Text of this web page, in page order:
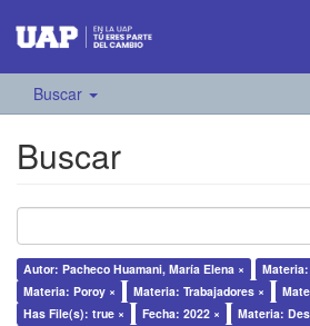
Buscar
Buscar
Autor: Pacheco Huamani, María Elena ×
Materia: Poroy ×
Materia: Trabajadores ×
Has File(s): true ×
Fecha: 2022 ×
Materia: